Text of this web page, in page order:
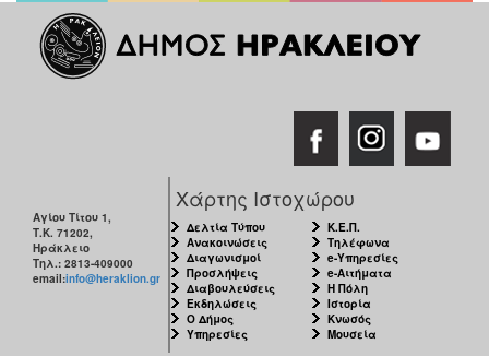
Αγίου Τίτου 1,
Τ.Κ. 71202,
Ηράκλειο
Τηλ.: 2813-409000
email:info@heraklion.gr
Χάρτης Ιστοχώρου
Δελτία Τύπου
Ανακοινώσεις
Διαγωνισμοί
Προσλήψεις
Διαβουλεύσεις
Εκδηλώσεις
Ο Δήμος
Υπηρεσίες
Κ.Ε.Π.
Τηλέφωνα
e-Υπηρεσίες
e-Αιτήματα
Η Πόλη
Ιστορία
Κνωσός
Μουσεία